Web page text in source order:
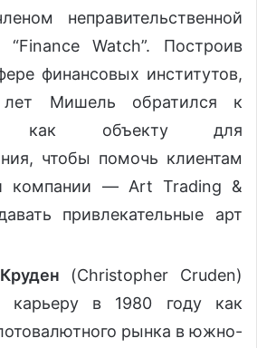
неправительственной
“Finance Watch”. Построив
финансовых институтов,
Мишель обратился к
как объекту для
чтобы помочь клиентам
компании — Art Trading &
привлекательные арт
(Christopher Cruden)
карьеру в 1980 году как
рынка в южно-